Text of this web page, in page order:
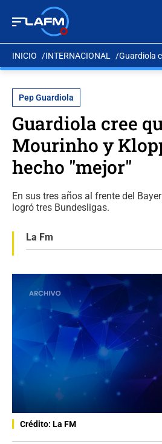
INICIO INTERNACIONAL Guardiola
Pep Guardiola
Guardiola cree
Mourinho y
hecho "mejor"
En sus tres años al frente del
logró tres Bundesligas.
La Fm
Crédito: La FM